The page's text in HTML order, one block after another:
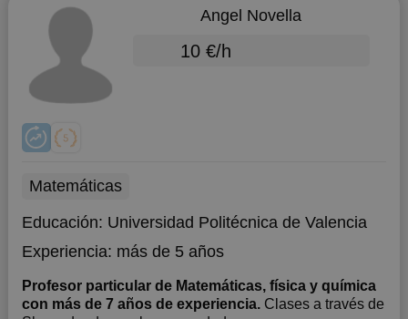
Angel Novella
10 €/h
Matemáticas
Educación: Universidad Politécnica de Valencia
Experiencia: más de 5 años
Profesor particular de Matemáticas, física y química
con más de 7 años de experiencia. Clases a través de